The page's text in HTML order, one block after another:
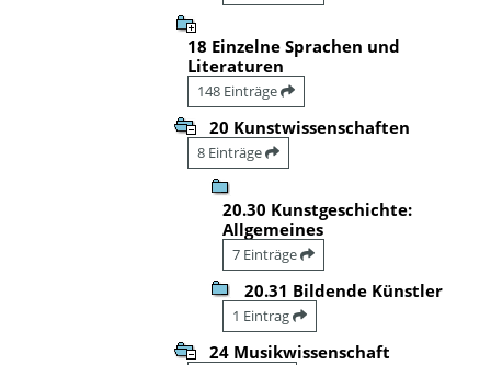
18 Einzelne Sprachen und
Literaturen
148 Einträge
20 Kunstwissenschaften
8 Einträge
20.30 Kunstgeschichte:
Allgemeines
7 Einträge
20.31 Bildende Künstler
1 Eintrag
24 Musikwissenschaft